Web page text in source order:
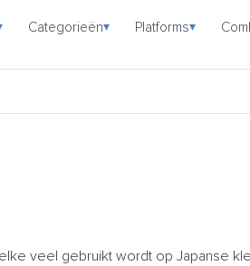
Categorieën▾ Platforms▾
veel gebruikt wordt op Japanse